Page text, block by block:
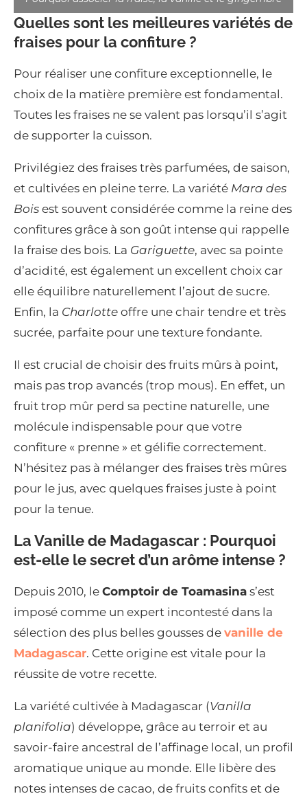
Quelles sont les meilleures variétés de
fraises pour la confiture ?
Pour réaliser une confiture exceptionnelle, le
choix de la matière première est fondamental.
Toutes les fraises ne se valent pas lorsqu’il s’agit
de supporter la cuisson.
Privilégiez des fraises très parfumées, de saison,
et cultivées en pleine terre. La variété Mara des
Bois est souvent considérée comme la reine des
confitures grâce à son goût intense qui rappelle
la fraise des bois. La Gariguette, avec sa pointe
d’acidité, est également un excellent choix car
elle équilibre naturellement l’ajout de sucre.
Enfin, la Charlotte offre une chair tendre et très
sucrée, parfaite pour une texture fondante.
Il est crucial de choisir des fruits mûrs à point,
mais pas trop avancés (trop mous). En effet, un
fruit trop mûr perd sa pectine naturelle, une
molécule indispensable pour que votre
confiture « prenne » et gélifie correctement.
N’hésitez pas à mélanger des fraises très mûres
pour le jus, avec quelques fraises juste à point
pour la tenue.
La Vanille de Madagascar : Pourquoi
est-elle le secret d’un arôme intense ?
Depuis 2010, le Comptoir de Toamasina s’est
imposé comme un expert incontesté dans la
sélection des plus belles gousses de vanille de
Madagascar. Cette origine est vitale pour la
réussite de votre recette.
La variété cultivée à Madagascar (Vanilla
planifolia) développe, grâce au terroir et au
savoir-faire ancestral de l’affinage local, un profil
aromatique unique au monde. Elle libère des
notes intenses de cacao, de fruits confits et de